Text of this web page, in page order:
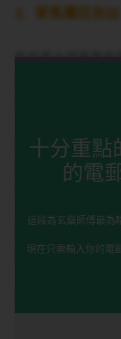
十分重點
的電
這段為玄燊師傅最為
現在只需輸入你的電
有些風水師著重
言，圓形屬金，
長條形的屬木、正
顏色方面，白色
木，黑色藍色屬
以「生氣」、「